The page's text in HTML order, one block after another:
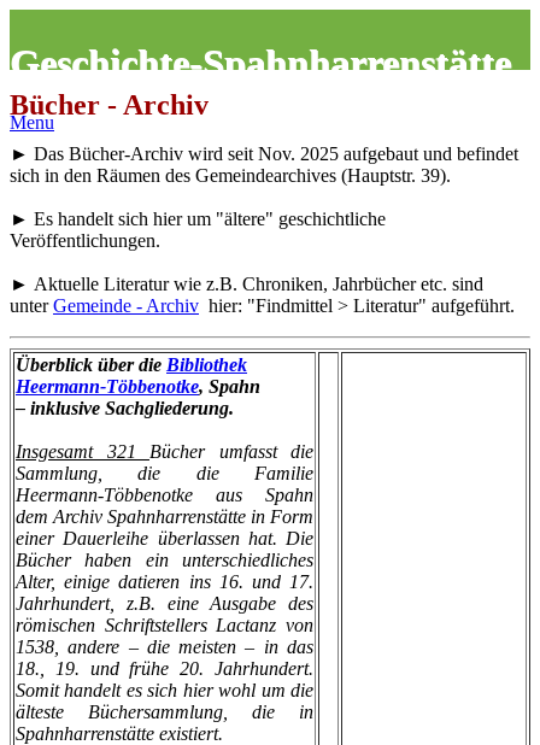
Geschichte-Spahnharrenstätte
Menu
Bücher - Archiv
► Das Bücher-Archiv wird seit Nov. 2025 aufgebaut und befindet
sich in den Räumen des Gemeindearchives (Hauptstr. 39).
► Es handelt sich hier um "ältere" geschichtliche
Veröffentlichungen.
► Aktuelle Literatur wie z.B. Chroniken, Jahrbücher etc. sind
unterGemeinde - Archiv hier: "Findmittel > Literatur" aufgeführt.
Überblick über die Bibliothek
Heermann-Többenotke, Spahn
– inklusive Sachgliederung.
Insgesamt 321 Bücher umfasst die
Sammlung, die die Familie
Heermann-Többenotke aus Spahn
dem Archiv Spahnharrenstätte in Form
einer Dauerleihe überlassen hat. Die
Bücher haben ein unterschiedliches
Alter, einige datieren ins 16. und 17.
Jahrhundert, z.B. eine Ausgabe des
römischen Schriftstellers Lactanz von
1538, andere – die meisten – in das
18., 19. und frühe 20. Jahrhundert.
Somit handelt es sich hier wohl um die
älteste Büchersammlung, die in
Spahnharrenstätte existiert.